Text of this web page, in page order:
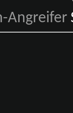
Angreifer